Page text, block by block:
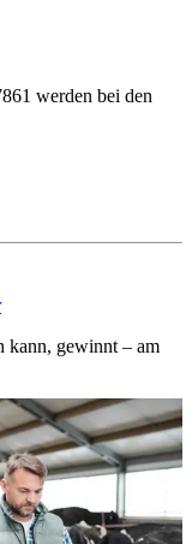
werden bei den
kann, gewinnt – am